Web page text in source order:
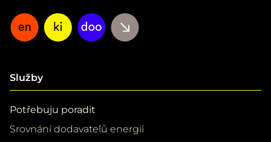
Služby
Potřebuju poradit
Srovnání dodavatelů energií